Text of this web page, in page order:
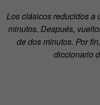
Los clásicos reducidos a
minutos. Después,
de dos minutos. Por
diccionario